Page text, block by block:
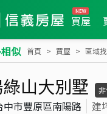
買屋
似 首頁 買屋 區域
山大別墅
中市豐原區南陽路 建